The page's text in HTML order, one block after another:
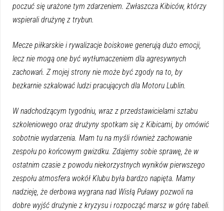
poczuć się urażone tym zdarzeniem. Zwłaszcza Kibiców, którzy
wspierali drużynę z trybun.
Mecze piłkarskie i rywalizacje boiskowe generują dużo emocji,
lecz nie mogą one być wytłumaczeniem dla agresywnych
zachowań. Z mojej strony nie może być zgody na to, by
bezkarnie szkalować ludzi pracujących dla Motoru Lublin.
W nadchodzącym tygodniu, wraz z przedstawicielami sztabu
szkoleniowego oraz drużyny spotkam się z Kibicami, by omówić
sobotnie wydarzenia. Mam tu na myśli również zachowanie
zespołu po końcowym gwizdku. Zdajemy sobie sprawę, że w
ostatnim czasie z powodu niekorzystnych wyników pierwszego
zespołu atmosfera wokół Klubu była bardzo napięta. Mamy
nadzieję, że derbowa wygrana nad Wisłą Puławy pozwoli na
dobre wyjść drużynie z kryzysu i rozpocząć marsz w górę tabeli.